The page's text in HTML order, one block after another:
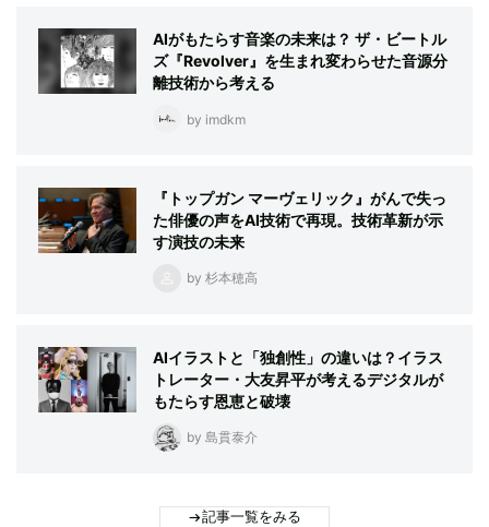
AIがもたらす音楽の未来は？ ザ・ビートル
ズ『Revolver』を生まれ変わらせた音源分
離技術から考える
by imdkm
『トップガン マーヴェリック』がんで失っ
た俳優の声をAI技術で再現。技術革新が示
す演技の未来
by 杉本穂高
AIイラストと「独創性」の違いは？イラス
トレーター・大友昇平が考えるデジタルが
もたらす恩恵と破壊
by 島貫泰介
記事一覧をみる